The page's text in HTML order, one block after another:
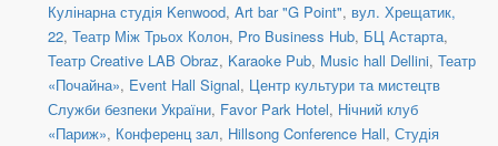
Кулінарна студія Kenwood, Art bar "G Point", вул. Хрещатик,
22, Театр Між Трьох Колон, Pro Business Hub, БЦ Астарта,
Театр Creative LAB Obraz, Karaoke Pub, Music hall Dellini, Театр
«Почайна», Event Hall Signal, Центр культури та мистецтв
Служби безпеки України, Favor Park Hotel, Нічний клуб
«Париж», Конференц зал, Hillsong Conference Hall, Студія